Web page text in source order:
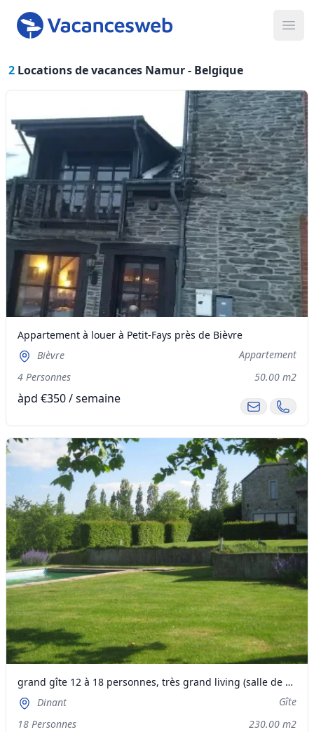
2 Locations de vacances Namur - Belgique
Appartement à louer à Petit-Fays près de Bièvre
Bièvre
Appartement
4 Personnes
50.00 m2
àpd €350 / semaine
grand gîte 12 à 18 personnes, très grand living (salle de réception 40 personnes),piscine,pétanque
Dinant
Gîte
18 Personnes
230.00 m2